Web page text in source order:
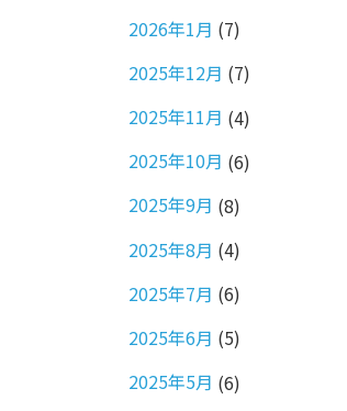
2026年1月 (7)
2025年12月 (7)
2025年11月 (4)
2025年10月 (6)
2025年9月 (8)
2025年8月 (4)
2025年7月 (6)
2025年6月 (5)
2025年5月 (6)